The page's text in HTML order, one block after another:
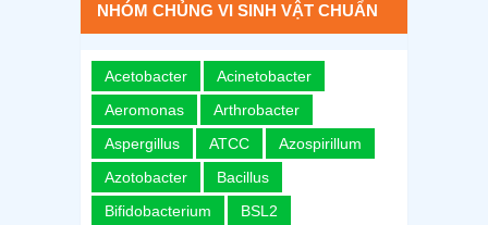
NHÓM CHỦNG VI SINH VẬT CHUẨN
Acetobacter
Acinetobacter
Aeromonas
Arthrobacter
Aspergillus
ATCC
Azospirillum
Azotobacter
Bacillus
Bifidobacterium
BSL2